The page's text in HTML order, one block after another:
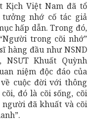
Kịch Việt Nam đã tổ
nhớ cố tác giả
hấp dẫn. Trong đó,
trong cõi nhớ”
hàng đầu như NSND
NSƯT Khuất Quỳnh
niệm độc đáo của
cuộc đời với thông
đó là cõi sống, cõi
đã khuất và cõi